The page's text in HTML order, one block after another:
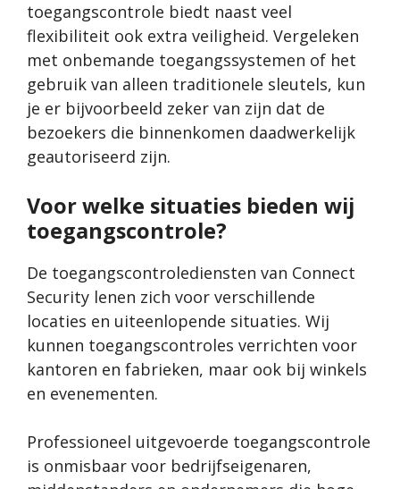
toegangscontrole biedt naast veel
flexibiliteit ook extra veiligheid. Vergeleken
met onbemande toegangssystemen of het
gebruik van alleen traditionele sleutels, kun
je er bijvoorbeeld zeker van zijn dat de
bezoekers die binnenkomen daadwerkelijk
geautoriseerd zijn.
Voor welke situaties bieden wij
toegangscontrole?
De toegangscontrolediensten van Connect
Security lenen zich voor verschillende
locaties en uiteenlopende situaties. Wij
kunnen toegangscontroles verrichten voor
kantoren en fabrieken, maar ook bij winkels
en evenementen.
Professioneel uitgevoerde toegangscontrole
is onmisbaar voor bedrijfseigenaren,